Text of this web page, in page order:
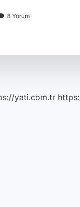
8 Yorum
yati.com.tr